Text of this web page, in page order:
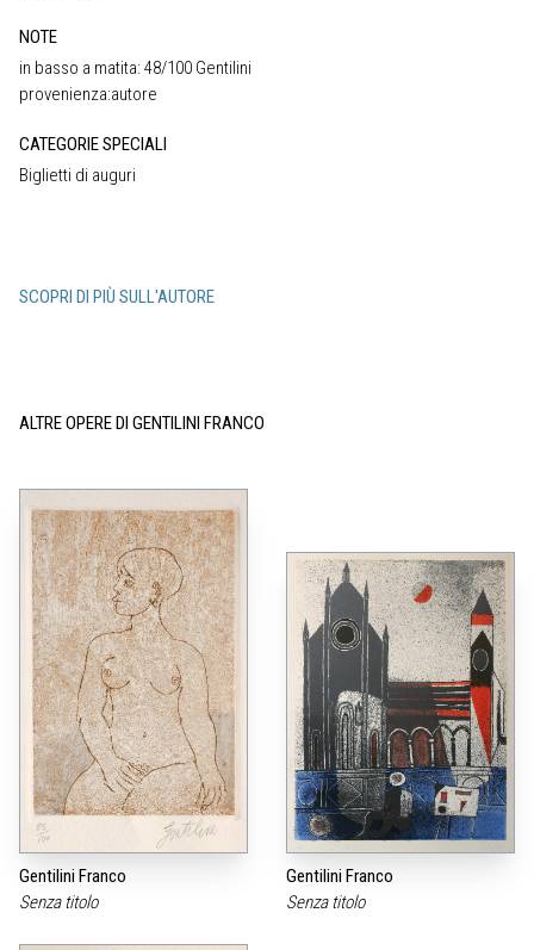
NOTE
in basso a matita: 48/100 Gentilini
provenienza:autore
CATEGORIE SPECIALI
Biglietti di auguri
SCOPRI DI PIÙ SULL'AUTORE
ALTRE OPERE DI GENTILINI FRANCO
Gentilini Franco
Senza titolo
Gentilini Franco
Senza titolo